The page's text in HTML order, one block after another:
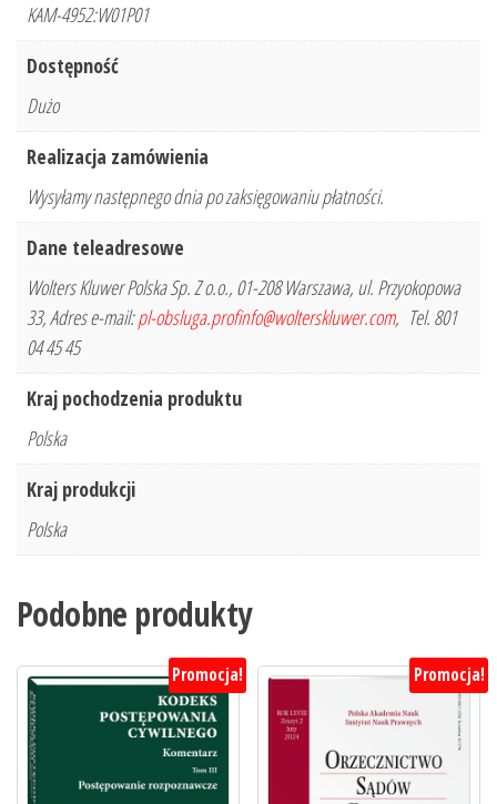
KAM-4952:W01P01
Dostępność
Dużo
Realizacja zamówienia
Wysyłamy następnego dnia po zaksięgowaniu płatności.
Dane teleadresowe
Wolters Kluwer Polska Sp. Z o.o., 01-208 Warszawa, ul. Przyokopowa
33, Adres e-mail:pl-obsluga.profinfo@wolterskluwer.com, Tel. 801
04 45 45
Kraj pochodzenia produktu
Polska
Kraj produkcji
Polska
Podobne produkty
Promocja! Promocja!